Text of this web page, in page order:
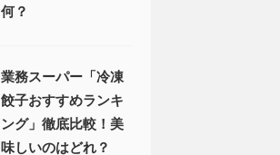
何？
業務スーパー「冷凍
餃子おすすめランキ
ング」徹底比較！美
味しいのはどれ？